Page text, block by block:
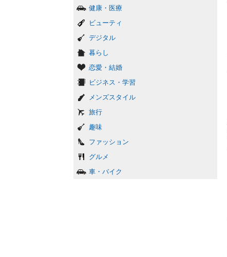
健康・医療
ビューティ
デジタル
暮らし
恋愛・結婚
ビジネス・学習
メンズスタイル
旅行
趣味
ファッション
グルメ
車・バイク